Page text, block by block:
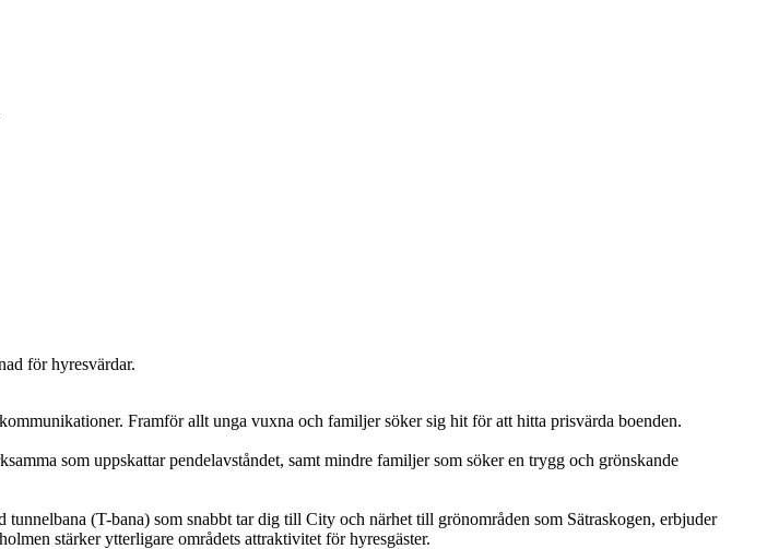
för hyresvärdar.
Framför allt unga vuxna och familjer söker sig hit för att hitta prisvärda boenden.
som uppskattar pendelavståndet, samt mindre familjer som söker en trygg och grönskande
(T-bana) som snabbt tar dig till City och närhet till grönområden som Sätraskogen, erbjuder
stärker ytterligare områdets attraktivitet för hyresgäster.